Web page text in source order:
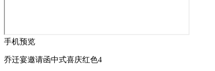
手机预览
乔迁宴邀请函中式喜庆红色4